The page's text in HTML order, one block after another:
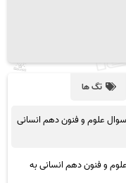
تگ ها
علوم و فنون دهم انسانی
و فنون دهم انسانی به